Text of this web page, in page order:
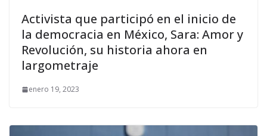
Activista que participó en el inicio de
la democracia en México, Sara: Amor y
Revolución, su historia ahora en
largometraje
enero 19, 2023